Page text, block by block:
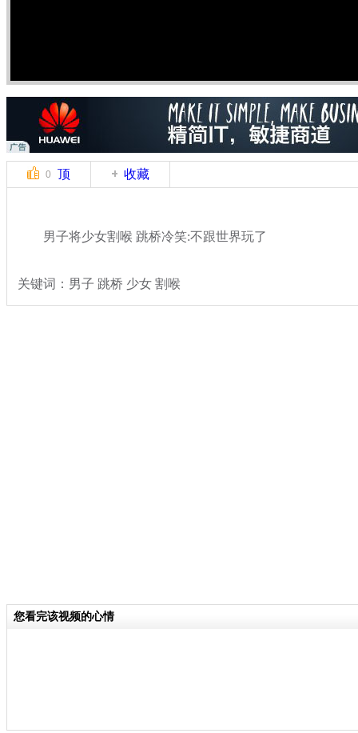
0 顶 收藏
男子将少女割喉 跳桥冷笑:不跟世界玩了
关键词：男子 跳桥 少女 割喉
您看完该视频的心情